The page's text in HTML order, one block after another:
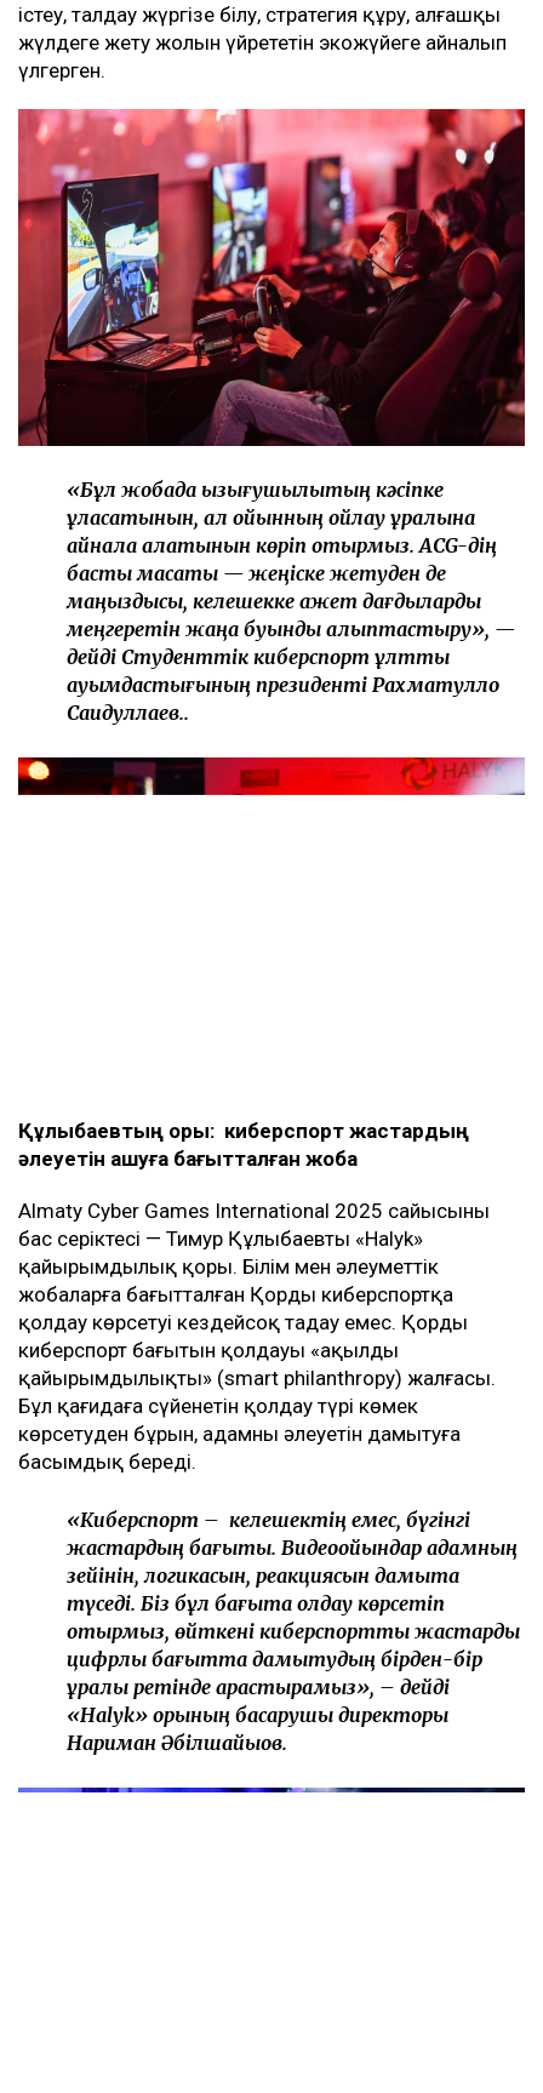
істеу, талдау жүргізе білу, стратегия құру, алғашқы
жүлдеге жету жолын үйрететін экожүйеге айналып
үлгерген.
«Бұл жобада қызығушылықтың кәсіпке
ұласатынын, ал ойынның ойлау құралына
айнала алатынын көріп отырмыз. ACG-дің
басты мақсаты — жеңіске жетуден де
маңыздысы, келешекке қажет дағдыларды
меңгеретін жаңа буынды қалыптастыру», —
дейді Студенттік киберспорт ұлттық
қауымдастығының президенті Рахматулло
Саидуллаев..
Құлыбаевтың қоры: киберспорт жастардың
әлеуетін ашуға бағытталған жоба
Almaty Cyber Games International 2025 сайысының
бас серіктесі — Тимур Құлыбаевтың «Halyk»
қайырымдылық қоры. Білім мен әлеуметтік
жобаларға бағытталған Қордың киберспортқа
қолдау көрсетуі кездейсоқ таңдау емес. Қордың
киберспорт бағытын қолдауы «ақылды
қайырымдылықтың» (smart philanthropy) жалғасы.
Бұл қағидаға сүйенетін қолдау түрі көмек
көрсетуден бұрын, адамның әлеуетін дамытуға
басымдық береді.
«Киберспорт – келешектің емес, бүгінгі
жастардың бағыты. Видеоойындар адамның
зейінін, логикасын, реакциясын дамыта
түседі. Біз бұл бағытқа қолдау көрсетіп
отырмыз, өйткені киберспортты жастарды
цифрлық бағытта дамытудың бірден-бір
құралы ретінде қарастырамыз», – дейді
«Halyk» қорының басқарушы директоры
Нариман Әбілшайықов.